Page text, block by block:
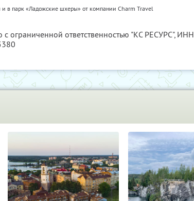
в парк «Ладожские шхеры» от компании Charm Travel
с ограниченной ответственностью "КС РЕСУРС", ИНН